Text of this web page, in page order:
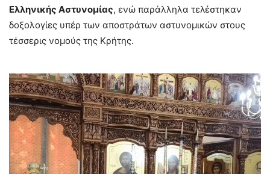
Ελληνικής Αστυνομίας, ενώ παράλληλα τελέστηκαν
δοξολογίες υπέρ των αποστράτων αστυνομικών στους
τέσσερις νομούς της Κρήτης.